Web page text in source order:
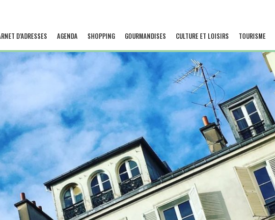
D’ADRESSES AGENDA SHOPPING GOURMANDISES CULTURE ET LOISIRS TOURISME